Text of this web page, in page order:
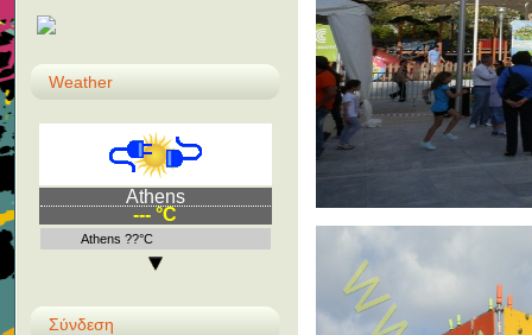
Weather
Athens
--- °C
Athens ??°C
Σύνδεση